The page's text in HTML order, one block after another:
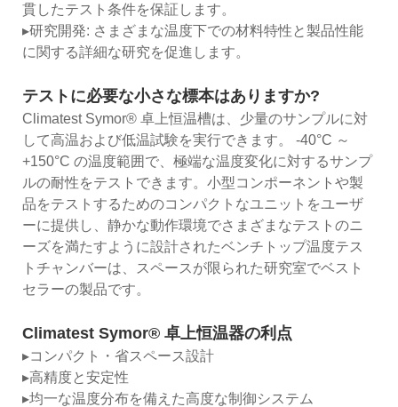
貫したテスト条件を保証します。
▸研究開発: さまざまな温度下での材料特性と製品性能
に関する詳細な研究を促進します。
テストに必要な小さな標本はありますか?
Climatest Symor® 卓上恒温槽は、少量のサンプルに対
して高温および低温試験を実行できます。 -40°C ～
+150°C の温度範囲で、極端な温度変化に対するサンプ
ルの耐性をテストできます。小型コンポーネントや製
品をテストするためのコンパクトなユニットをユーザ
ーに提供し、静かな動作環境でさまざまなテストのニ
ーズを満たすように設計されたベンチトップ温度テス
トチャンバーは、スペースが限られた研究室でベスト
セラーの製品です。
Climatest Symor® 卓上恒温器の利点
▸コンパクト・省スペース設計
▸高精度と安定性
▸均一な温度分布を備えた高度な制御システム